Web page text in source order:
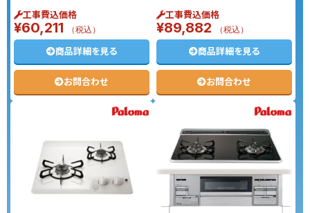
工事費込価格
¥60,211 （税込）
商品詳細を見る
お問合わせ
工事費込価格
¥89,882 （税込）
商品詳細を見る
お問合わせ